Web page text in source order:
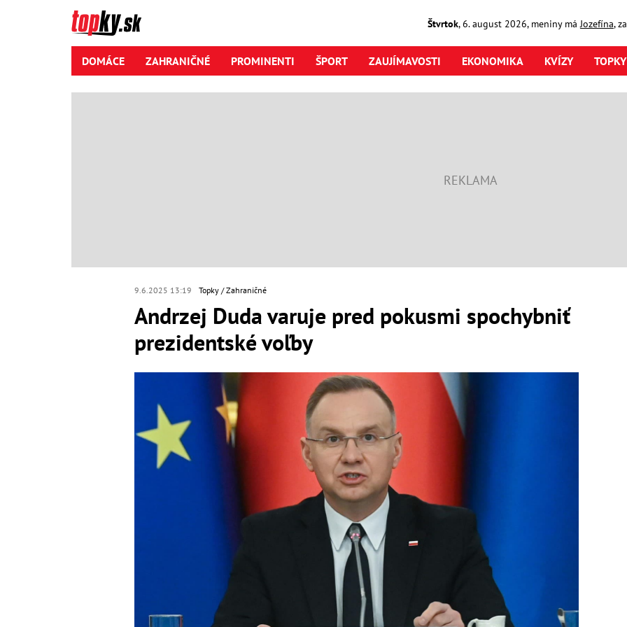
Štvrtok,6. august2026, meniny má Jozefína,
DOMÁCE ZAHRANIČNÉ PROMINENTI ŠPORT ZAUJÍMAVOSTI EKONOMIKA KVÍZY
9.6.2025 13:19 Topky Zahraničné
Andrzej Duda varuje pred pokusmi spochybniť
prezidentské voľby